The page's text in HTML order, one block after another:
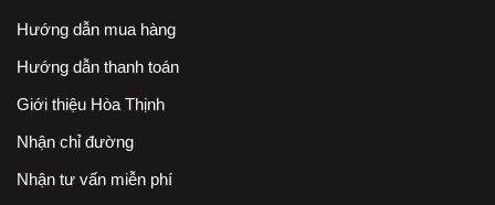
Hướng dẫn mua hàng
Hướng dẫn thanh toán
Giới thiệu Hòa Thịnh
Nhận chỉ đường
Nhận tư vấn miễn phí